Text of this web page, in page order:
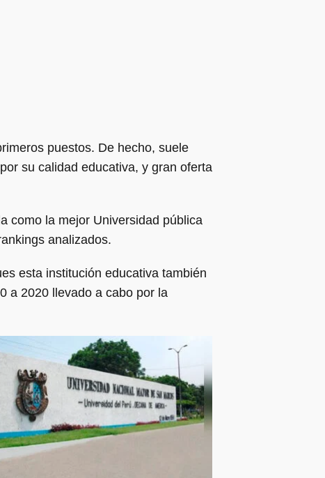
puestos. De hecho, suele
su calidad educativa, y gran oferta
como la mejor Universidad pública
analizados.
esta institución educativa también
a 2020 llevado a cabo por la